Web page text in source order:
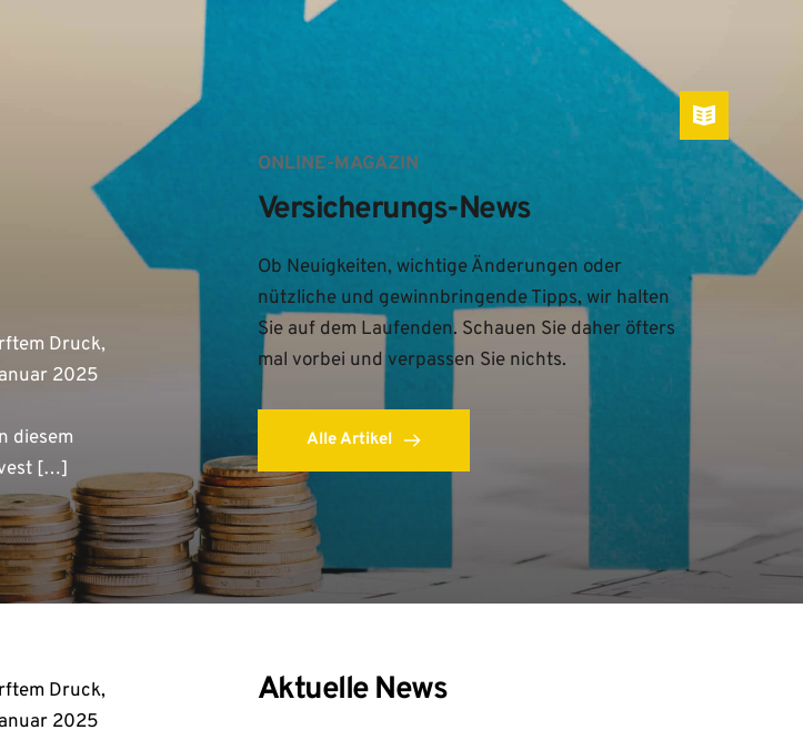
Druck,
2025
diesem
[…]
ONLINE-MAGAZIN
Versicherungs-News
Ob Neuigkeiten, wichtige Änderungen oder
nützliche und gewinnbringende Tipps, wir halten
Sie auf dem Laufenden. Schauen Sie daher öfters
mal vorbei und verpassen Sie nichts.
Alle Artikel
Druck,
2025
Aktuelle News